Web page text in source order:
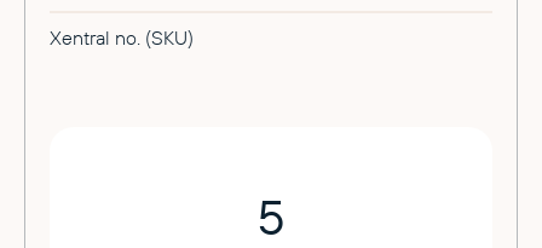
Xentral no. (SKU)
5